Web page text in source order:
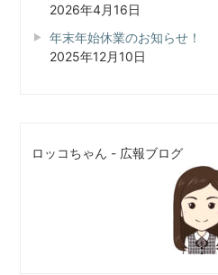
2026年4月16日
年末年始休業のお知らせ！
2025年12月10日
ロッコちゃん - 広報ブログ